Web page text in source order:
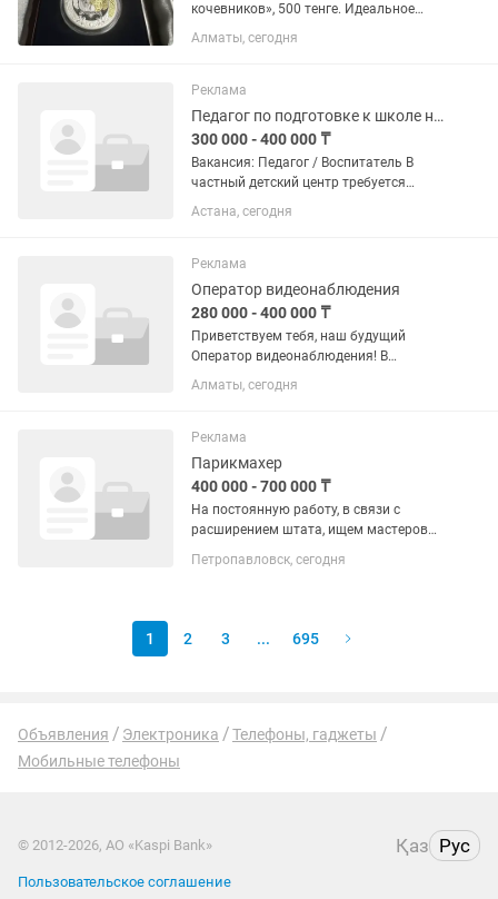
кочевников», 500 тенге. Идеальное
состояние. В деревянной коробке КМД.
Редкая. Возможен обмен на золотые
РАССРОЧКА!!! Возможна продажа с...
Алматы, сегодня
Реклама
Педагог по подготовке к школе на казахском языке
300 000 - 400 000 ₸
Вакансия: Педагог / Воспитатель В
частный детский центр требуется
ОДИН педагог на казахском языке
обучения Важно образование -
классов (ПМНО), педагогов других...
Астана, сегодня
Реклама
Оператор видеонаблюдения
280 000 - 400 000 ₸
Приветствуем тебя, наш будущий
Оператор видеонаблюдения! В
команду сети ломбардов нужны
амбициозные люди, которые тоже
мы в поиске операторов
видеонаблюдения. Если...
Алматы, сегодня
Реклама
Парикмахер
400 000 - 700 000 ₸
На постоянную работу, в связи с
расширением штата, ищем мастеров
улучшить свой доход (выше среднего)
Петропавловск, сегодня
1 2 3 ... 695
Объявления Электроника
Телефоны, гаджеты
Мобильные телефоны
© 2012-2026, АО «Kaspi Bank» Қаз Рус
Пользовательское соглашение